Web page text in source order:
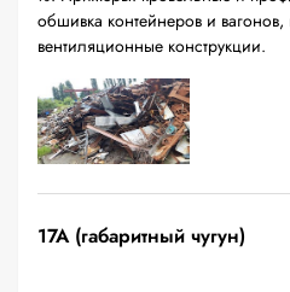
обшивка контейнеров и вагонов,
вентиляционные конструкции.
17А (габаритный чугун)